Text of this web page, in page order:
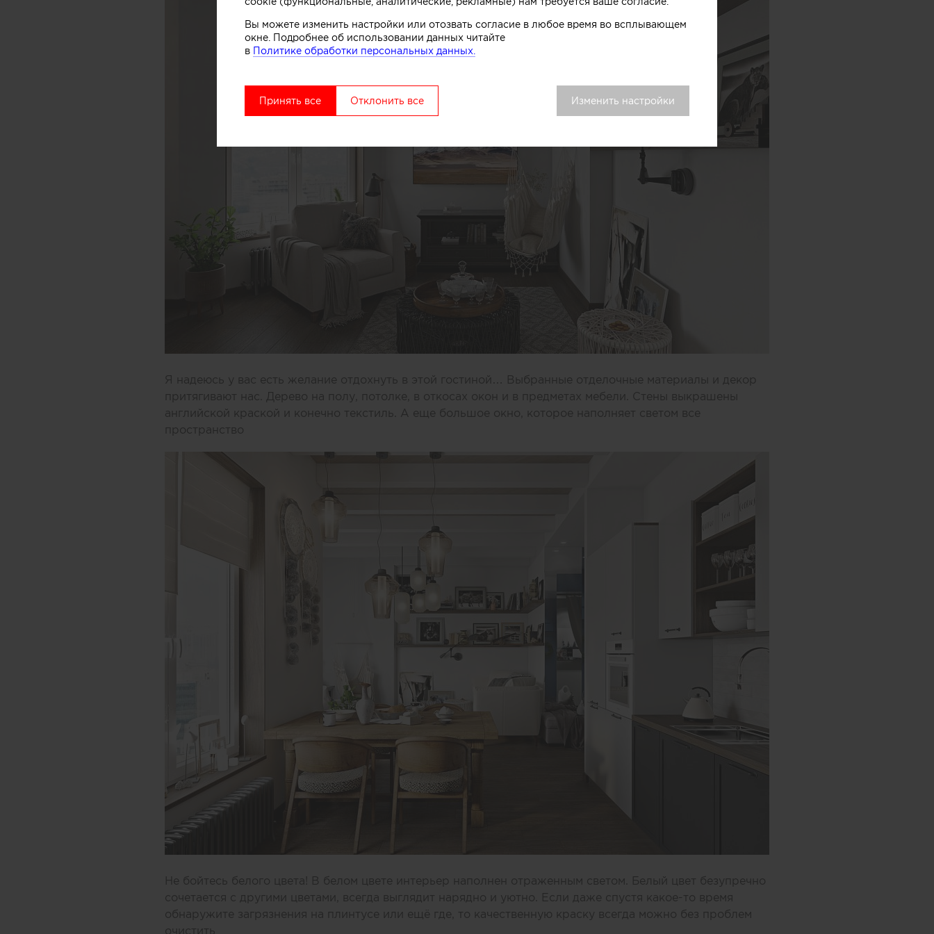
Я надеюсь у вас есть желание отдохнуть в этой гостиной… Выбранные отделочные материалы и декор
притягивают нас. Дерево на полу, потолке, в откосах окон и в предметах мебели. Стены выкрашены
английской краской и конечно текстиль. А еще большое окно, которое наполняет светом все
пространство
Не бойтесь белого цвета! В белом цвете интерьер наполнен отраженным светом. Белый цвет безупречно
сочетается с другими цветами, всегда выглядит нарядно и уютно. Если даже спустя какое-то время
обнаружите загрязнения на плинтусе или ещё где, то качественную краску всегда можно без проблем
очистить
Вы можете изменить настройки или отозвать согласие в любое время во всплывающем
окне. Подробнее об использовании данных читайте
в Политике обработки персональных данных.
Принять все Отклонить все Изменить настройки